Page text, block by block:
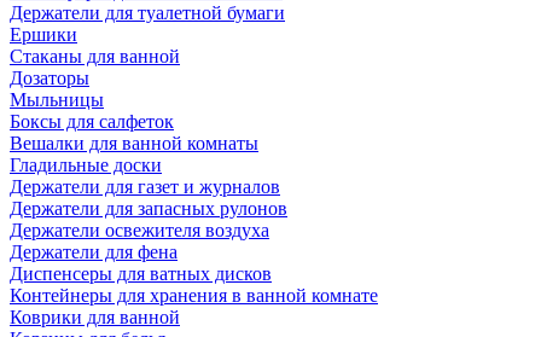
Держатели для туалетной бумаги
Ершики
Стаканы для ванной
Дозаторы
Мыльницы
Боксы для салфеток
Вешалки для ванной комнаты
Гладильные доски
Держатели для газет и журналов
Держатели для запасных рулонов
Держатели освежителя воздуха
Держатели для фена
Диспенсеры для ватных дисков
Контейнеры для хранения в ванной комнате
Коврики для ванной